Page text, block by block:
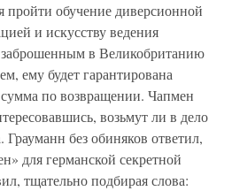
пройти обучение диверсионной
и искусству ведения
заброшенным в Великобританию
ему будет гарантирована
сумма по возвращении. Чапмен
возьмут ли в дело
без обиняков ответил,
для германской секретной
тщательно подбирая слова: